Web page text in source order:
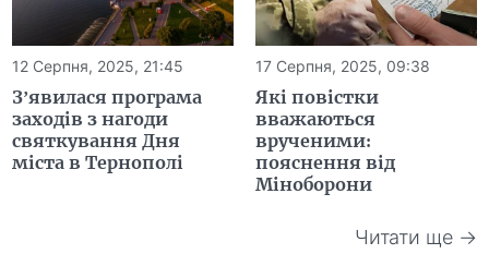
12 Серпня, 2025, 21:45
З’явилася програма
заходів з нагоди
святкування Дня
міста в Тернополі
17 Серпня, 2025, 09:38
Які повістки
вважаються
врученими:
пояснення від
Міноборони
Читати ще →